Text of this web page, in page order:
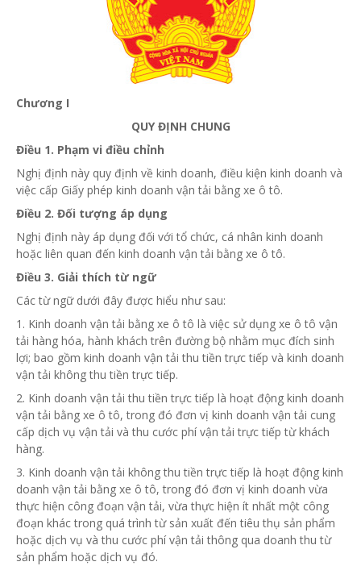
Chương I
QUY ĐỊNH CHUNG
Điều 1. Phạm vi điều chỉnh
Nghị định này quy định về kinh doanh, điều kiện kinh doanh và
việc cấp Giấy phép kinh doanh vận tải bằng xe ô tô.
Điều 2. Đối tượng áp dụng
Nghị định này áp dụng đối vớitổ chức, cá nhân kinh doanh
hoặc liên quan đến kinh doanh vận tải bằng xe ô tô.
Điều 3. Giải thích từ ngữ
Các từ ngữ dưới đây được hiểu như sau:
1. Kinh doanh vận tải bằng xe ô tô là việc sử dụng xe ô tô vận
tải hàng hóa, hành khách trên đường bộ nhằm mục đích sinh
lợi; bao gồm kinh doanh vận tải thu tiền trực tiếp và kinh doanh
vận tải không thu tiền trực tiếp.
2. Kinh doanh vận tải thu tiền trực tiếp là hoạt động kinh doanh
vận tải bằng xe ô tô, trong đó đơn vị kinh doanh vận tải cung
cấp dịch vụ vận tải và thu cước phí vận tải trực tiếp từ khách
hàng.
3. Kinh doanh vận tải không thu tiền trực tiếp là hoạt động kinh
doanh vận tải bằng xe ô tô, trong đó đơn vị kinh doanh vừa
thực hiện công đoạn vận tải, vừa thực hiện ít nhất một công
đoạn kháctrong quá trình từ sản xuất đến tiêu thụ sản phẩm
hoặc dịch vụ và thu cước phí vận tải thông qua doanh thu từ
sản phẩm hoặc dịch vụ đó.